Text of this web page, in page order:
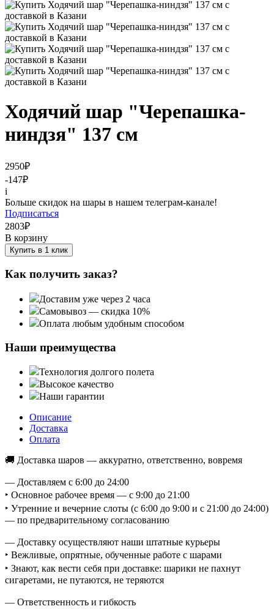
Ходячий шар "Черепашка-
ниндзя" 137 см
2950₽
-147₽
i
Больше скидок на шары в нашем телеграм-канале!
Подписаться
2803₽
В корзину
Купить в 1 клик
Как получить заказ?
Доставим уже через 2 часа
Самовывоз — скидка 10%
Оплата любым удобным способом
Наши преимущества
Технология долгого полета
Высокое качество
Наши гарантии
Описание
Доставка
Оплата
🚚 Доставка шаров — аккуратно, ответственно, вовремя
— Доставляем с 6:00 до 24:00
‣ Основное рабочее время — с 9:00 до 21:00
‣ Утренние и вечерние слоты (с 6:00 до 9:00 и с 21:00 до 24:00)
— по предварительному согласованию
— Доставку осуществляют наши штатные курьеры
‣ Вежливые, опрятные, обученные работе с шарами
‣ Знают, как вести себя при доставке: шарики не пахнут
сигаретами, не путаются, не теряются
— Ответственность и гибкость